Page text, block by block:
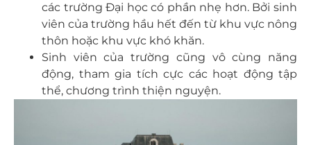
các trường Đại học có phần nhẹ hơn. Bởi sinh
viên của trường hầu hết đến từ khu vực nông
thôn hoặc khu vực khó khăn.
Sinh viên của trường cũng vô cùng năng
động, tham gia tích cực các hoạt động tập
thể, chương trình thiện nguyện.